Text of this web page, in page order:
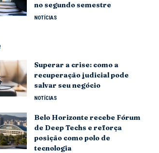
no segundo semestre
NOTÍCIAS
Superar a crise: como a
recuperação judicial pode
salvar seu negócio
NOTÍCIAS
Belo Horizonte recebe Fórum
de Deep Techs e reforça
posição como polo de
tecnologia